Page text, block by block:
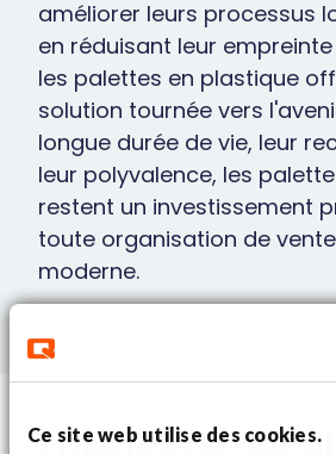
Ce site web utilise des cookies.
améliorer leurs processus
en réduisant leur
les palettes en plastique
solution tournée vers
longue durée de vie, leur
leur polyvalence, les
restent un investissement
toute organisation de
moderne.